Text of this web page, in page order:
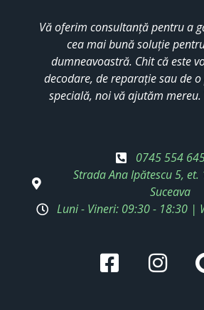
Vă oferim consultanță pentru a
cea mai bună soluție
dumneavoastră. Chit că este
decodare, de reparație sau de
specială, noi vă ajutăm
0745 554
Strada Ana Ipătescu 5,
Suceava
Luni - Vineri: 09:30 - 18:30 |